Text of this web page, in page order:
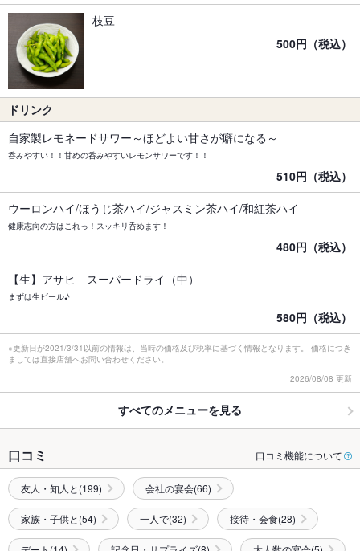
枝豆
500円（税込）
ドリンク
自家製レモネードサワー～ほどよい甘さが癖になる～
呑みやすい！！甘めの呑みやすいレモンサワーです！！
510円（税込）
ウーロンハイ/ほうじ茶ハイ/ジャスミン茶ハイ/和紅茶ハイ
健康志向の方はこれっ！スッキリ呑めます！
480円（税込）
【生】アサヒ スーパードライ（中）
まずは生ビール♪
580円（税込）
※更新日が2021/3/31以前の情報は、当時の価格及び税率に基づく情報となります。 価格につき
ましては直接店舗へお問い合わせください。
2026/08/08 更新
すべてのメニューを見る
口コミ 口コミ機能について
友人・知人と(199) 会社の宴会(66)
家族・子供と(54) 一人で(32) 接待・会食(28)